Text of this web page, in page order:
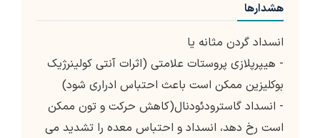
هشدارها
انسداد گردن مثانه یا
- هیپرپلازی پروستات علامتی (اثرات آنتی کولینرژیک
بوکلیزین ممکن است باعث احتباس ادراری شود)
- انسداد گاسترودئودنال(کاهش حرکت و تون ممکن
است رخ دهد، انسداد و احتباس معده را تشدید می